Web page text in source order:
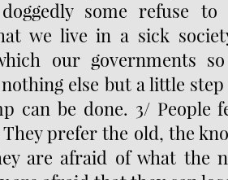
some refuse
we live in a sick
our governments
else but a little
can be done. 3/ People
prefer the old, the
are afraid of what the